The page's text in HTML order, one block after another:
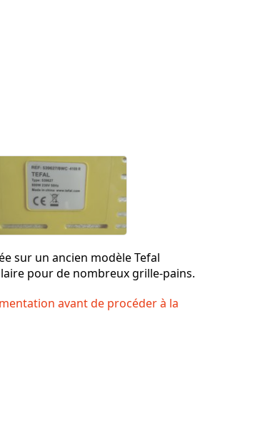
sur un ancien modèle Tefal
pour de nombreux grille-pains.
avant de procéder à la